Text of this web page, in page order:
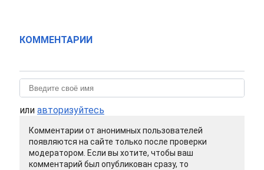
КОММЕНТАРИИ
или авторизуйтесь
Комментарии от анонимных пользователей
появляются на сайте только после проверки
модератором. Если вы хотите, чтобы ваш
комментарий был опубликован сразу, то